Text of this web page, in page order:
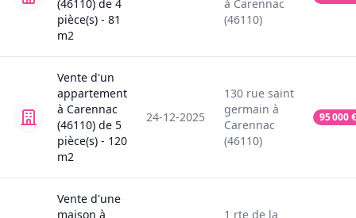
(46110) de 4
pièce(s) - 81
m2
à Carennac
(46110)
Vente d'un
appartement
à Carennac
(46110) de 5
pièce(s) - 120
m2
24-12-2025
130 rue saint
germain à
Carennac
(46110)
95 000€
Vente d'une
maison à 1 rte de la